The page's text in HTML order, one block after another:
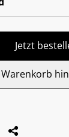
Jetzt